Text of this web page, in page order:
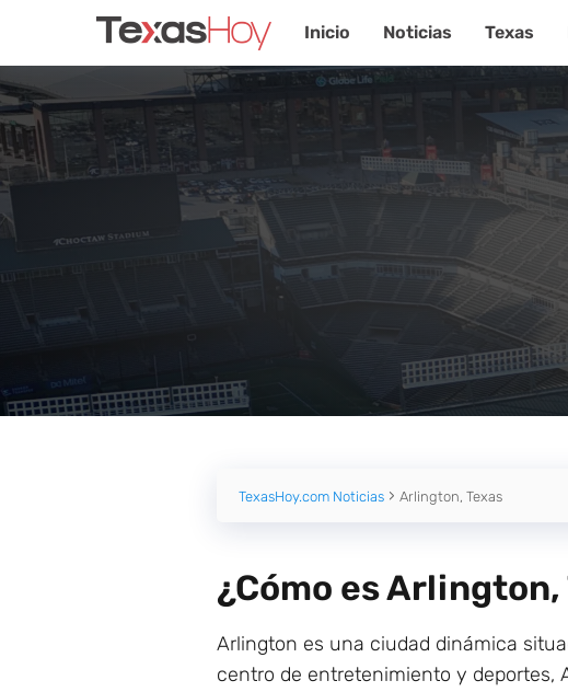
Inicio Noticias Texas
TexasHoy.com Noticias Arlington, Texas
¿Cómo es Arlington,
Arlington es una ciudad dinámica
centro de entretenimiento y deportes,